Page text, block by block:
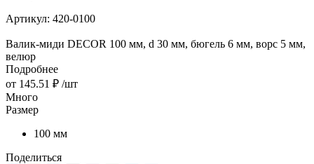
Артикул: 420-0100
Валик-миди DЕCOR 100 мм, d 30 мм, бюгель 6 мм, ворс 5 мм,
велюр
Подробнее
от 145.51 ₽ /шт
Много
Размер
100 мм
Поделиться